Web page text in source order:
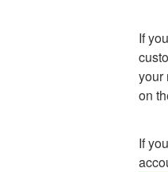
If
your
on
If